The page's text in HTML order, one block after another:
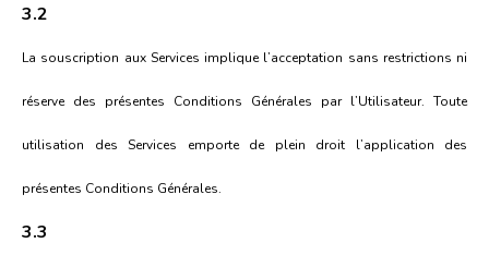
3.2
La souscription aux Services implique l’acceptation sans restrictions ni
réserve des présentes Conditions Générales par l’Utilisateur. Toute
utilisation des Services emporte de plein droit l’application des
présentes Conditions Générales.
3.3